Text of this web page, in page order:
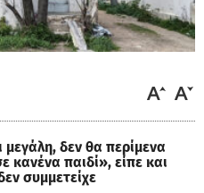
μεγάλη, δεν θα περίμενα
κανένα παιδί», είπε και
συμμετείχε